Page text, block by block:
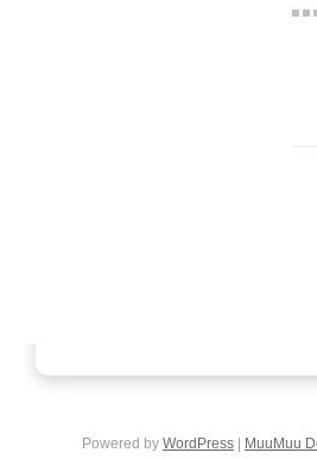
Powered by WordPress MuuMuu